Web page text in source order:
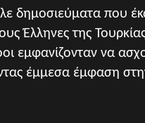
δημοσιεύματα που
Έλληνες της
εμφανίζονταν να
έμμεσα έμφαση